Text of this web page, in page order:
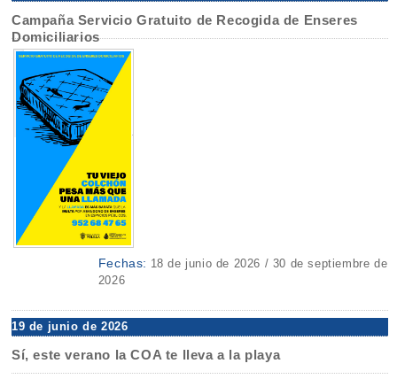
Campaña Servicio Gratuito de Recogida de Enseres
Domiciliarios
Fechas: 18 de junio de 2026 / 30 de septiembre de
2026
19 de junio de 2026
Sí, este verano la COA te lleva a la playa